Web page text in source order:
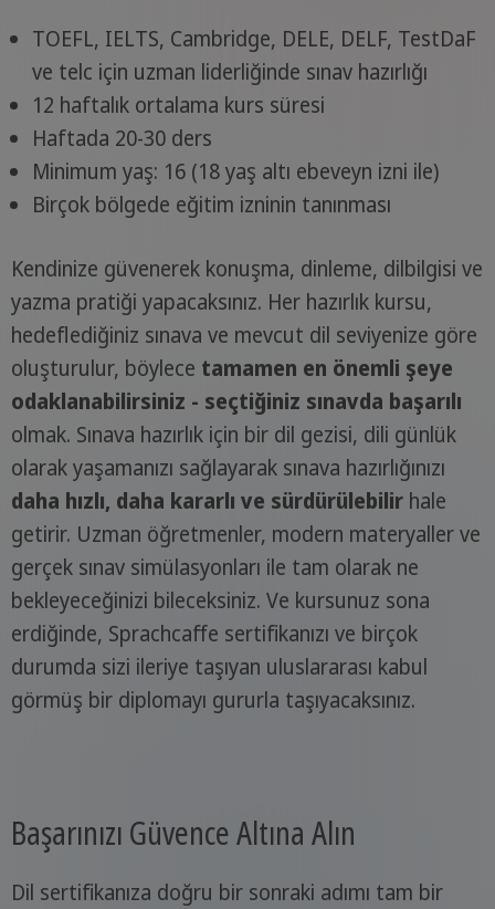
TOEFL, IELTS, Cambridge, DELE, DELF, TestDaF
ve telc için uzman liderliğinde sınav hazırlığı
12 haftalık ortalama kurs süresi
Haftada 20-30 ders
Minimum yaş: 16 (18 yaş altı ebeveyn izni ile)
Birçok bölgede eğitim izninin tanınması
Kendinize güvenerek konuşma, dinleme, dilbilgisi ve
yazma pratiği yapacaksınız. Her hazırlık kursu,
hedeflediğiniz sınava ve mevcut dil seviyenize göre
oluşturulur, böylece tamamen en önemli şeye
odaklanabilirsiniz - seçtiğiniz sınavda başarılı
olmak. Sınava hazırlık için bir dil gezisi, dili günlük
olarak yaşamanızı sağlayarak sınava hazırlığınızı
daha hızlı, daha kararlı ve sürdürülebilirhale
getirir. Uzman öğretmenler, modern materyaller ve
gerçek sınav simülasyonları ile tam olarak ne
bekleyeceğinizi bileceksiniz. Ve kursunuz sona
erdiğinde, Sprachcaffe sertifikanızı ve birçok
durumda sizi ileriye taşıyan uluslararası kabul
görmüş bir diplomayı gururla taşıyacaksınız.
Başarınızı Güvence Altına Alın
Dil sertifikanıza doğru bir sonraki adımı tam bir